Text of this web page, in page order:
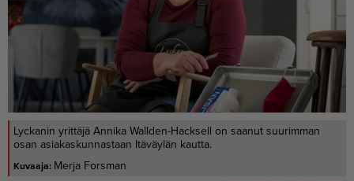
Lyckanin yrittäjä Annika Wallden-Hacksell on saanut suurimman
osan asiakaskunnastaan Itäväylän kautta.
Merja Forsman